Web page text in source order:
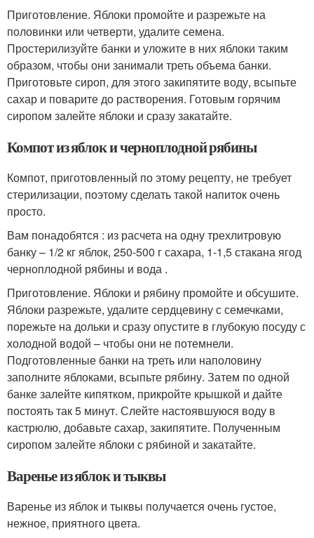
Приготовление. Яблоки промойте и разрежьте на
половинки или четверти, удалите семена.
Простерилизуйте банки и уложите в них яблоки таким
образом, чтобы они занимали треть объема банки.
Приготовьте сироп, для этого закипятите воду, всыпьте
сахар и поварите до растворения. Готовым горячим
сиропом залейте яблоки и сразу закатайте.
Компот из яблок и черноплодной рябины
Компот, приготовленный по этому рецепту, не требует
стерилизации, поэтому сделать такой напиток очень
просто.
Вам понадобятся : из расчета на одну трехлитровую
банку – 1/2 кг яблок, 250-500 г сахара, 1-1,5 стакана ягод
черноплодной рябины и вода .
Приготовление. Яблоки и рябину промойте и обсушите.
Яблоки разрежьте, удалите сердцевину с семечками,
порежьте на дольки и сразу опустите в глубокую посуду с
холодной водой – чтобы они не потемнели.
Подготовленные банки на треть или наполовину
заполните яблоками, всыпьте рябину. Затем по одной
банке залейте кипятком, прикройте крышкой и дайте
постоять так 5 минут. Слейте настоявшуюся воду в
кастрюлю, добавьте сахар, закипятите. Полученным
сиропом залейте яблоки с рябиной и закатайте.
Варенье из яблок и тыквы
Варенье из яблок и тыквы получается очень густое,
нежное, приятного цвета.